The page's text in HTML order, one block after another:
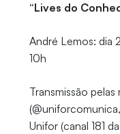
“Lives do
André Lemos: dia
10h
Transmissão
Unifor (canal 181